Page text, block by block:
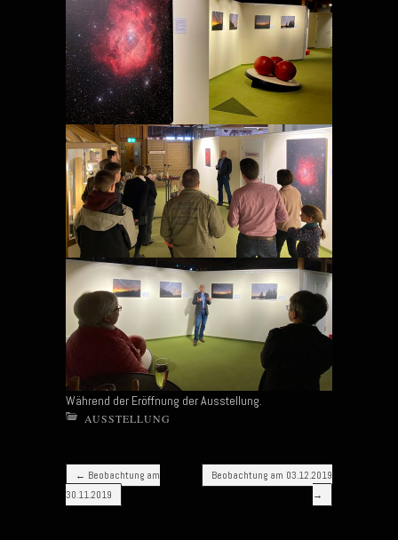
Während der Eröffnung der Ausstellung.
AUSSTELLUNG
Post navigation
← Beobachtung am
30.11.2019
Beobachtung am 03.12.2019
→